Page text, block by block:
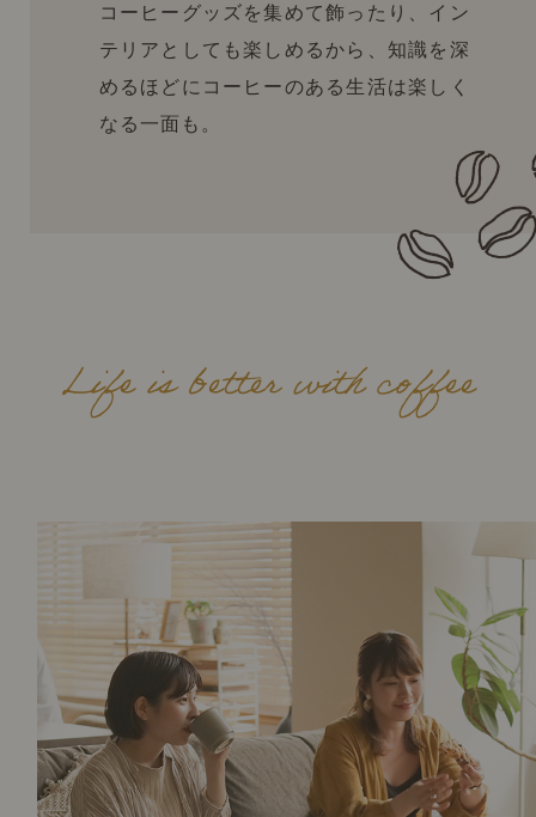
コーヒーグッズを集めて飾ったり、イン
テリアとしても楽しめるから、知識を深
めるほどにコーヒーのある生活は楽しく
なる一面も。
Life is better with coffee